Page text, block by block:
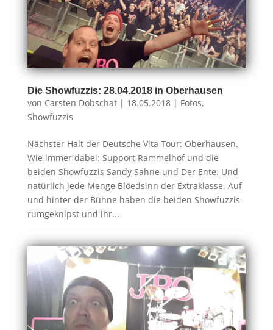
Die Showfuzzis: 28.04.2018 in Oberhausen
von Carsten Dobschat| 18.05.2018| Fotos,
Showfuzzis
Nächster Halt der Deutsche Vita Tour: Oberhausen.
Wie immer dabei: Support Rammelhof und die
beiden Showfuzzis Sandy Sahne und Der Ente. Und
natürlich jede Menge Blöedsinn der Extraklasse. Auf
und hinter der Bühne haben die beiden Showfuzzis
rumgeknipst und ihr...